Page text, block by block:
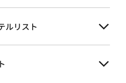
ルリスト